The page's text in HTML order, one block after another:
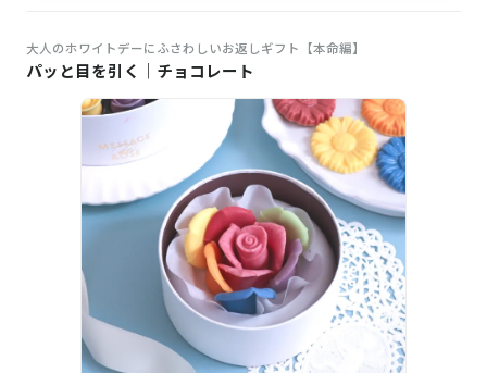
大人のホワイトデーにふさわしいお返しギフト【本命編】
パッと目を引く｜チョコレート